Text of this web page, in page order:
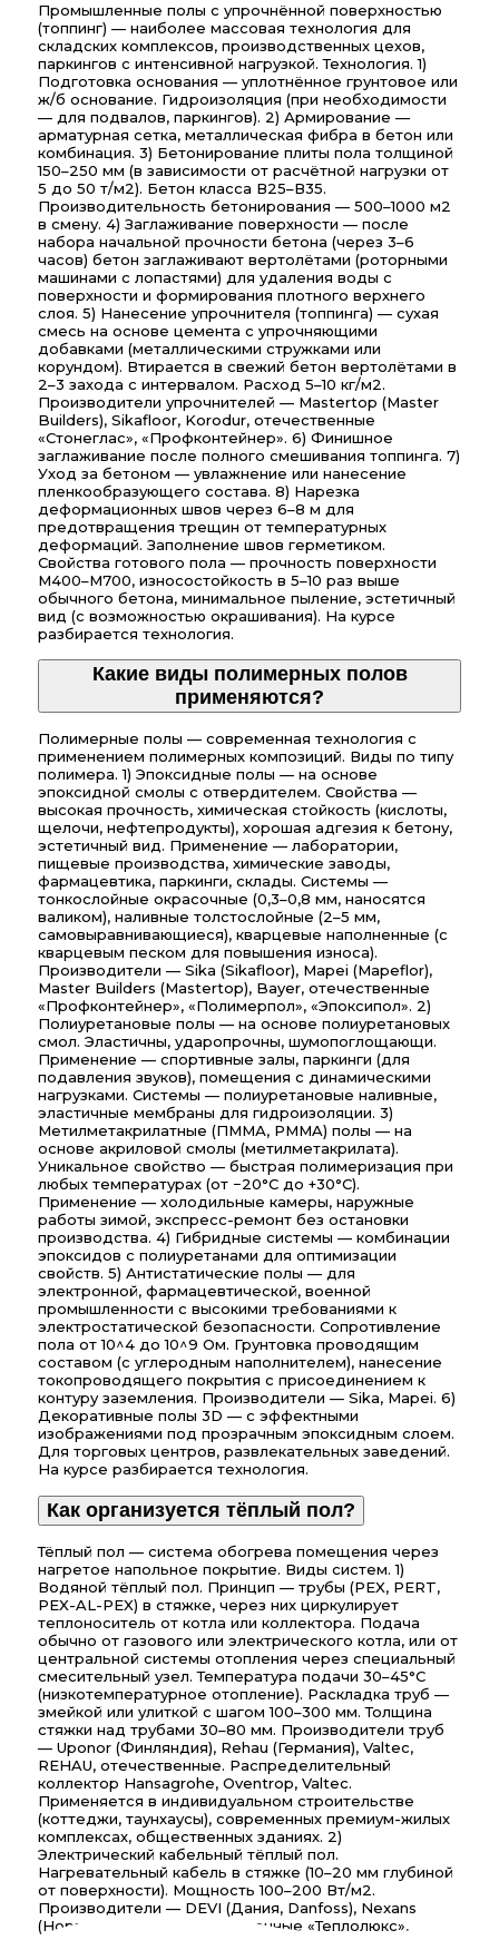
Промышленные полы с упрочнённой поверхностью
(топпинг) — наиболее массовая технология для
складских комплексов, производственных цехов,
паркингов с интенсивной нагрузкой. Технология. 1)
Подготовка основания — уплотнённое грунтовое или
ж/б основание. Гидроизоляция (при необходимости
— для подвалов, паркингов). 2) Армирование —
арматурная сетка, металлическая фибра в бетон или
комбинация. 3) Бетонирование плиты пола толщиной
150–250 мм (в зависимости от расчётной нагрузки от
5 до 50 т/м2). Бетон класса В25–В35.
Производительность бетонирования — 500–1000 м2
в смену. 4) Заглаживание поверхности — после
набора начальной прочности бетона (через 3–6
часов) бетон заглаживают вертолётами (роторными
машинами с лопастями) для удаления воды с
поверхности и формирования плотного верхнего
слоя. 5) Нанесение упрочнителя (топпинга) — сухая
смесь на основе цемента с упрочняющими
добавками (металлическими стружками или
корундом). Втирается в свежий бетон вертолётами в
2–3 захода с интервалом. Расход 5–10 кг/м2.
Производители упрочнителей — Mastertop (Master
Builders), Sikafloor, Korodur, отечественные
«Стонеглас», «Профконтейнер». 6) Финишное
заглаживание после полного смешивания топпинга. 7)
Уход за бетоном — увлажнение или нанесение
пленкообразующего состава. 8) Нарезка
деформационных швов через 6–8 м для
предотвращения трещин от температурных
деформаций. Заполнение швов герметиком.
Свойства готового пола — прочность поверхности
М400–М700, износостойкость в 5–10 раз выше
обычного бетона, минимальное пыление, эстетичный
вид (с возможностью окрашивания). На курсе
разбирается технология.
Какие виды полимерных полов
применяются?
Полимерные полы — современная технология с
применением полимерных композиций. Виды по типу
полимера. 1) Эпоксидные полы — на основе
эпоксидной смолы с отвердителем. Свойства —
высокая прочность, химическая стойкость (кислоты,
щелочи, нефтепродукты), хорошая адгезия к бетону,
эстетичный вид. Применение — лаборатории,
пищевые производства, химические заводы,
фармацевтика, паркинги, склады. Системы —
тонкослойные окрасочные (0,3–0,8 мм, наносятся
валиком), наливные толстослойные (2–5 мм,
самовыравнивающиеся), кварцевые наполненные (с
кварцевым песком для повышения износа).
Производители — Sika (Sikafloor), Mapei (Mapeflor),
Master Builders (Mastertop), Bayer, отечественные
«Профконтейнер», «Полимерпол», «Эпоксипол». 2)
Полиуретановые полы — на основе полиуретановых
смол. Эластичны, ударопрочны, шумопоглощающи.
Применение — спортивные залы, паркинги (для
подавления звуков), помещения с динамическими
нагрузками. Системы — полиуретановые наливные,
эластичные мембраны для гидроизоляции. 3)
Метилметакрилатные (ПММА, PMMA) полы — на
основе акриловой смолы (метилметакрилата).
Уникальное свойство — быстрая полимеризация при
любых температурах (от −20°C до +30°C).
Применение — холодильные камеры, наружные
работы зимой, экспресс-ремонт без остановки
производства. 4) Гибридные системы — комбинации
эпоксидов с полиуретанами для оптимизации
свойств. 5) Антистатические полы — для
электронной, фармацевтической, военной
промышленности с высокими требованиями к
электростатической безопасности. Сопротивление
пола от 10^4 до 10^9 Ом. Грунтовка проводящим
составом (с углеродным наполнителем), нанесение
токопроводящего покрытия с присоединением к
контуру заземления. Производители — Sika, Mapei. 6)
Декоративные полы 3D — с эффектными
изображениями под прозрачным эпоксидным слоем.
Для торговых центров, развлекательных заведений.
На курсе разбирается технология.
Как организуется тёплый пол?
Тёплый пол — система обогрева помещения через
нагретое напольное покрытие. Виды систем. 1)
Водяной тёплый пол. Принцип — трубы (PEX, PERT,
PEX-AL-PEX) в стяжке, через них циркулирует
теплоноситель от котла или коллектора. Подача
обычно от газового или электрического котла, или от
центральной системы отопления через специальный
смесительный узел. Температура подачи 30–45°C
(низкотемпературное отопление). Раскладка труб —
змейкой или улиткой с шагом 100–300 мм. Толщина
стяжки над трубами 30–80 мм. Производители труб
— Uponor (Финляндия), Rehau (Германия), Valtec,
REHAU, отечественные. Распределительный
коллектор Hansagrohe, Oventrop, Valtec.
Применяется в индивидуальном строительстве
(коттеджи, таунхаусы), современных премиум-жилых
комплексах, общественных зданиях. 2)
Электрический кабельный тёплый пол.
Нагревательный кабель в стяжке (10–20 мм глубиной
от поверхности). Мощность 100–200 Вт/м2.
Производители — DEVI (Дания, Danfoss), Nexans
(Норвегия), Ensto, отечественные «Теплолюкс»,